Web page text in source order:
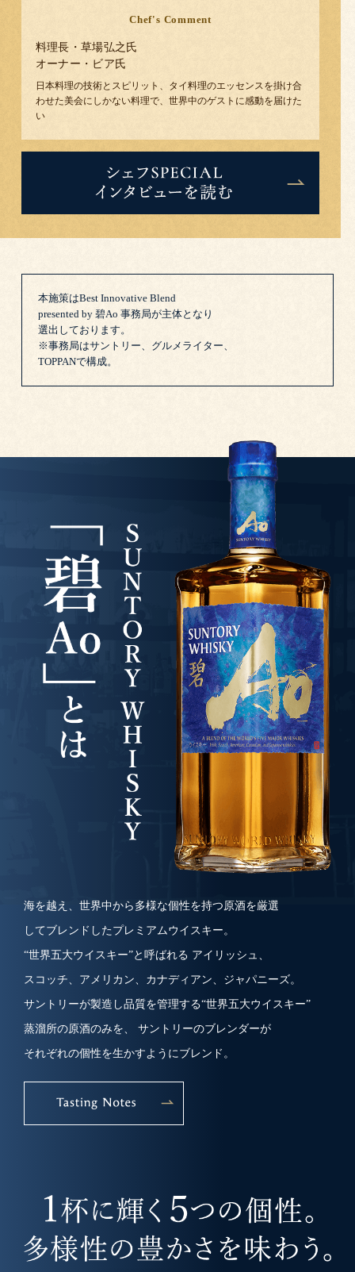
Chef's Comment
料理長・草場弘之 氏
オーナー・ビア氏
日本料理の技術とスピリット、タイ料理のエッセンスを掛け合
わせた美会にしかない料理で、世界中のゲストに感動を届けた
い
本施策はBest Innovative Blend
presented by 碧Ao 事務局が主体となり
選出しております。
※事務局はサントリー、グルメライター、
TOPPANで構成。
海を越え、世界中から多様な個性を持つ原酒を厳選
してブレンドしたプレミアムウイスキー。
“世界五大ウイスキー”と呼ばれる アイリッシュ、
スコッチ、アメリカン、カナディアン、ジャパニーズ。
サントリーが製造し品質を管理する“世界五大ウイスキー”
蒸溜所の原酒のみを、 サントリーのブレンダーが
それぞれの個性を生かすようにブレンド。